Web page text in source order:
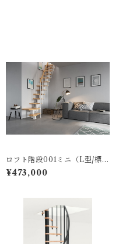
ロフト階段001ミニ（L型/標準
キット）ホワイトｘナチュラ
ル
¥473,000